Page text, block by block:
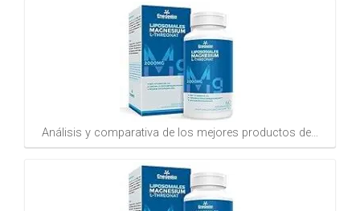
Análisis y comparativa de los mejores productos de…